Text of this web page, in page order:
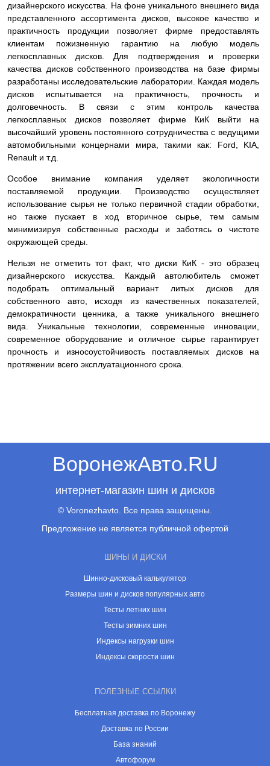
дизайнерского искусства. На фоне уникального внешнего вида
представленного ассортимента дисков, высокое качество и
практичность продукции позволяет фирме предоставлять
клиентам пожизненную гарантию на любую модель
легкосплавных дисков. Для подтверждения и проверки
качества дисков собственного производства на базе фирмы
разработаны исследовательские лаборатории. Каждая модель
дисков испытывается на практичность, прочность и
долговечность. В связи с этим контроль качества
легкосплавных дисков позволяет фирме КиК выйти на
высочайший уровень постоянного сотрудничества с ведущими
автомобильными концернами мира, такими как: Ford, KIA,
Renault и т.д.
Особое внимание компания уделяет экологичности
поставляемой продукции. Производство осуществляет
использование сырья не только первичной стадии обработки,
но также пускает в ход вторичное сырье, тем самым
минимизируя собственные расходы и заботясь о чистоте
окружающей среды.
Нельзя не отметить тот факт, что диски КиК - это образец
дизайнерского искусства. Каждый автолюбитель сможет
подобрать оптимальный вариант литых дисков для
собственного авто, исходя из качественных показателей,
демократичности ценника, а также уникального внешнего
вида. Уникальные технологии, современные инновации,
современное оборудование и отличное сырье гарантирует
прочность и износоустойчивость поставляемых дисков на
протяжении всего эксплуатационного срока.
ВоронежАвто.RU
интернет-магазин шин и дисков
© Voronezhavto. Все права защищены.
Предложение не является публичной офертой
ШИНЫ И ДИСКИ
Шинно-дисковый калькулятор
Размеры шин и дисков популярных авто
Тесты летних шин
Тесты зимних шин
Индексы нагрузки шин
Индексы скорости шин
ПОЛЕЗНЫЕ ССЫЛКИ
Бесплатная доставка по Воронежу
Доставка по России
База знаний
Автофорум